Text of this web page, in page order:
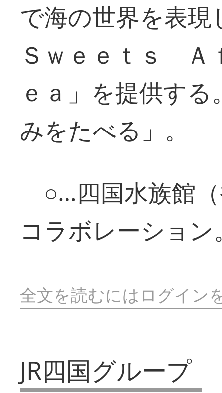
で海の世界を表
Ｓｗｅｅｔｓ Ａ
ｅａ」を提供す
みをたべる」。
○…四国水族館（
コラボレーション
全文を読むにはログイン
JR四国グループ